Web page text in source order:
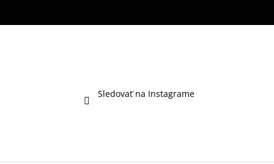
Sledovať na Instagrame